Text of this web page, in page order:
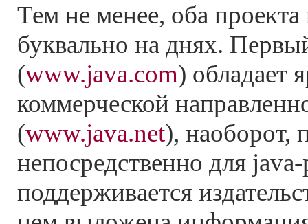
Тем не менее, оба проекта
буквально на днях.
(www.java.com) обладает
коммерческой
(www.java.net), наоборот,
непосредственно для
поддерживается